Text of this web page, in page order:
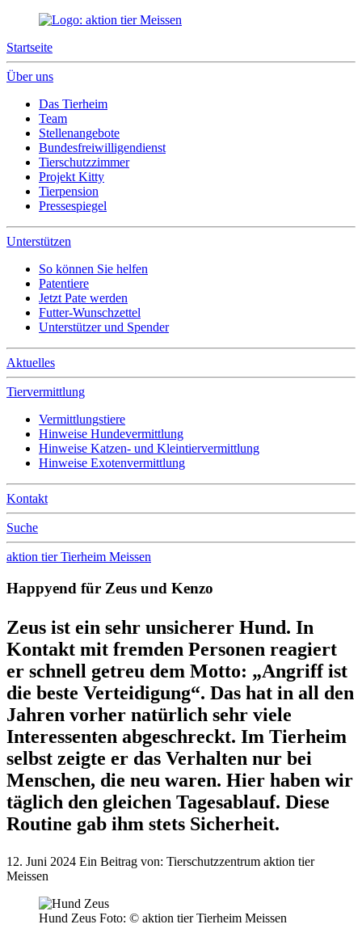
Startseite
Über uns
Das Tierheim
Team
Stellenangebote
Bundesfreiwilligendienst
Tierschutzzimmer
Projekt Kitty
Tierpension
Pressespiegel
Unterstützen
So können Sie helfen
Patentiere
Jetzt Pate werden
Futter-Wunschzettel
Unterstützer und Spender
Aktuelles
Tiervermittlung
Vermittlungstiere
Hinweise Hundevermittlung
Hinweise Katzen- und Kleintiervermittlung
Hinweise Exotenvermittlung
Kontakt
Suche
aktion tier Tierheim Meissen
Happyend für Zeus und Kenzo
Zeus ist ein sehr unsicherer Hund. In
Kontakt mit fremden Personen reagiert
er schnell getreu dem Motto: „Angriff ist
die beste Verteidigung“. Das hat in all den
Jahren vorher natürlich sehr viele
Interessenten abgeschreckt. Im Tierheim
selbst zeigte er das Verhalten nur bei
Menschen, die neu waren. Hier haben wir
täglich den gleichen Tagesablauf. Diese
Routine gab ihm stets Sicherheit.
12. Juni 2024 Ein Beitrag von: Tierschutzzentrum aktion tier
Meissen
Hund Zeus Foto: © aktion tier Tierheim Meissen